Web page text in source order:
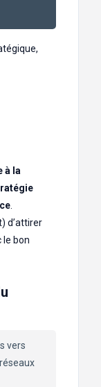
à la
d’attirer
le bon
vers